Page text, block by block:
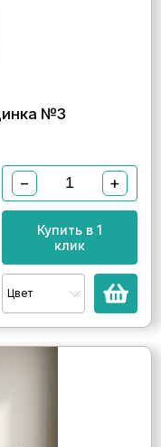
№3
− +
Купить в 1
клик
Цвет